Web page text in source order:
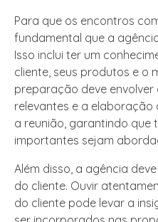
Para que os encontros
fundamental que a
Isso inclui ter um
cliente, seus produtos e o
preparação deve
relevantes e a
a reunião, garantindo que
importantes sejam
Além disso, a agência
do cliente. Ouvir
do cliente pode levar a